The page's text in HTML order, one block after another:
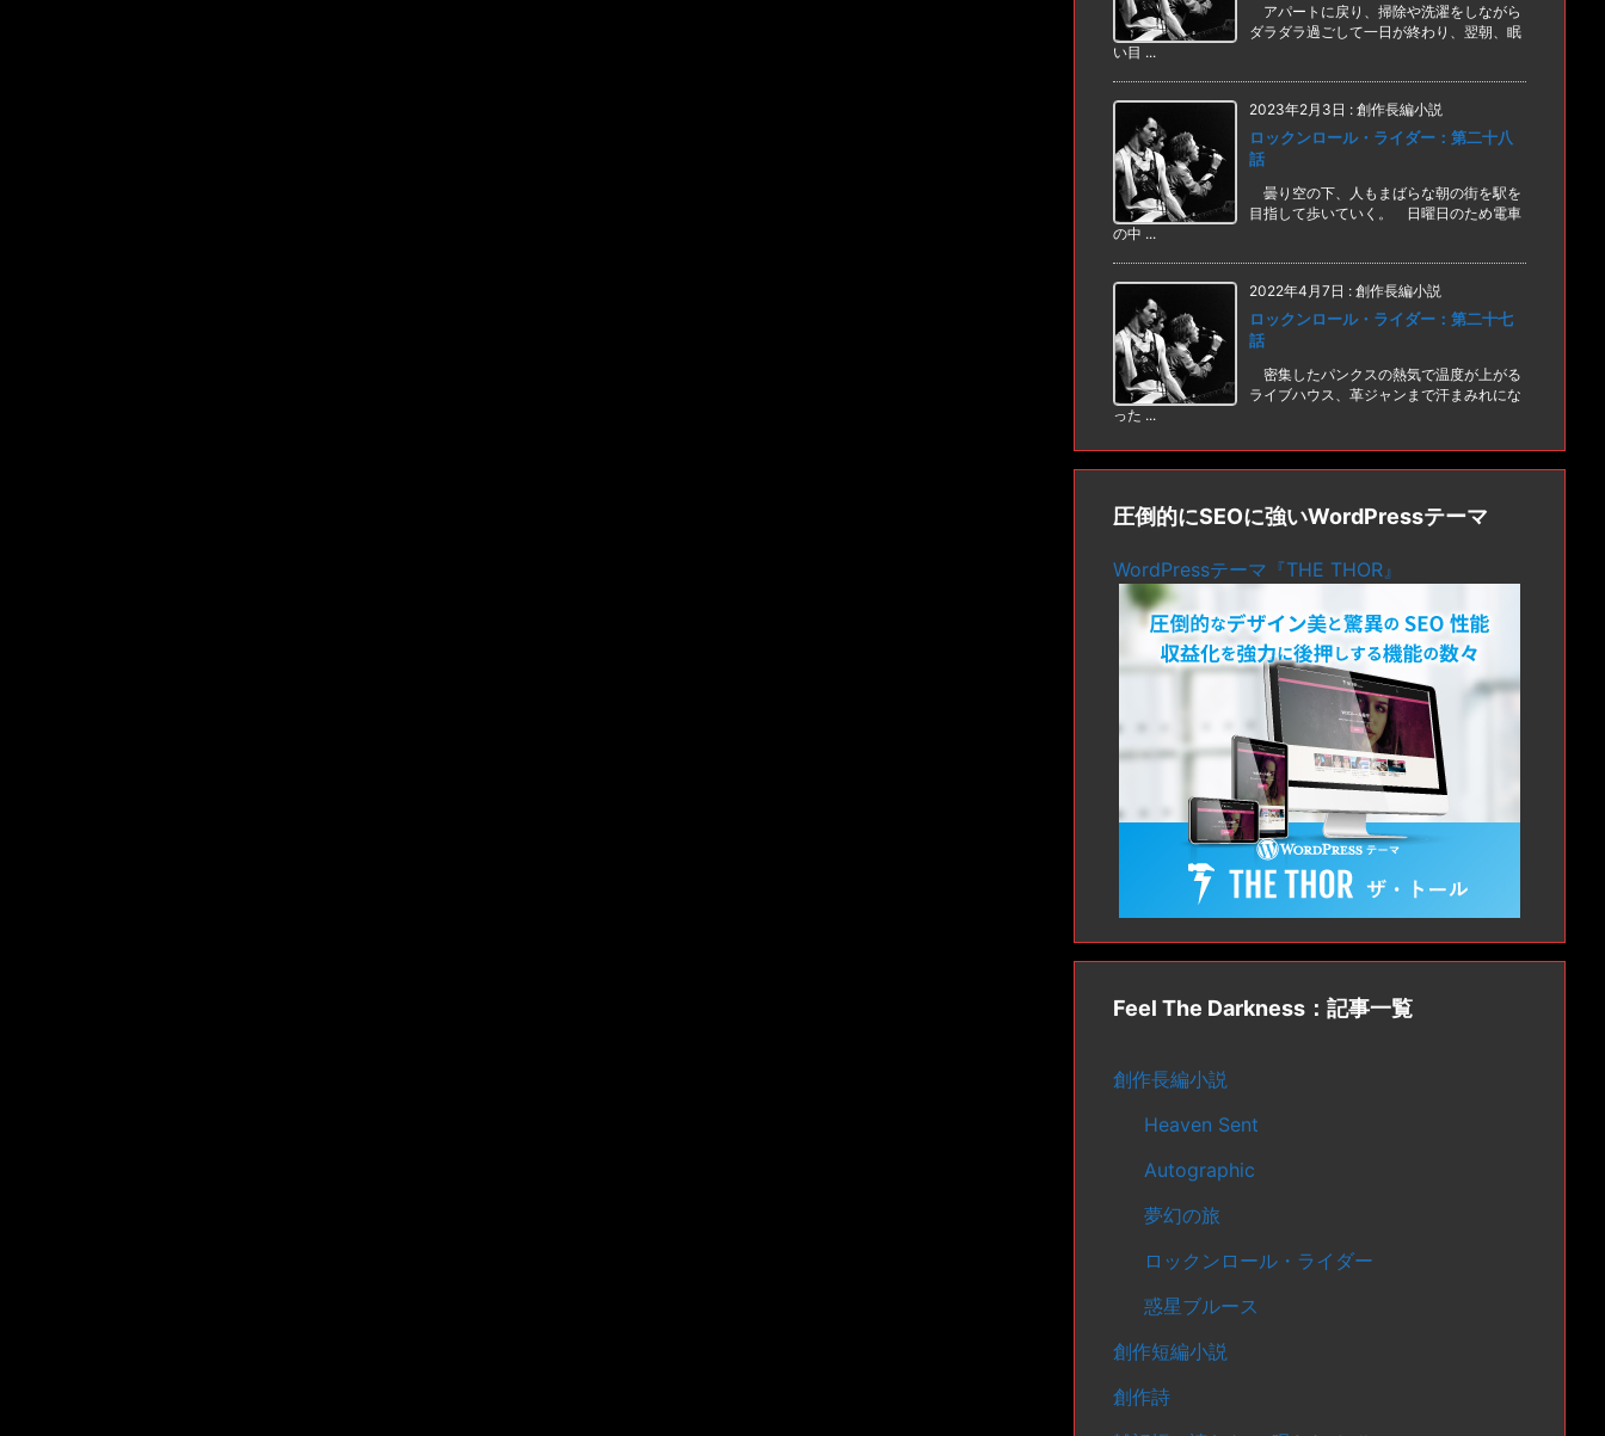
アパートに戻り、掃除や洗濯をしながら
ダラダラ過ごして一日が終わり、翌朝、眠
い目 ...
2023年2月3日 : 創作長編小説
ロックンロール・ライダー：第二十八
話
曇り空の下、人もまばらな朝の街を駅を
目指して歩いていく。 日曜日のため電車
の中 ...
2022年4月7日 : 創作長編小説
ロックンロール・ライダー：第二十七
話
密集したパンクスの熱気で温度が上がる
ライブハウス、革ジャンまで汗まみれにな
った ...
圧倒的にSEOに強いWordPressテーマ
WordPressテーマ『THE THOR』
Feel The Darkness：記事一覧
創作長編小説
Heaven Sent
Autographic
夢幻の旅
ロックンロール・ライダー
惑星ブルース
創作短編小説
創作詩